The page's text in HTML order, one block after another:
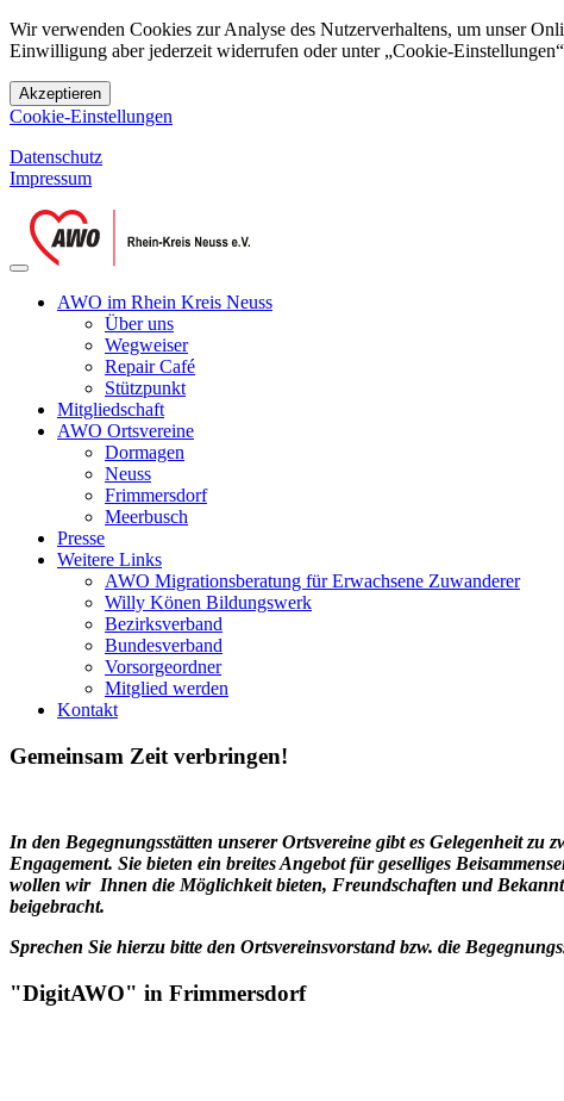
Wir verwenden Cookies zur Analyse des Nutzerverhaltens, um unser
Einwilligung aber jederzeit widerrufen oder unter „Cookie-
Akzeptieren
Cookie-Einstellungen
Datenschutz
Impressum
AWO im Rhein Kreis Neuss
Über uns
Wegweiser
Repair Café
Stützpunkt
Mitgliedschaft
AWO Ortsvereine
Dormagen
Neuss
Frimmersdorf
Meerbusch
Presse
Weitere Links
AWO Migrationsberatung für Erwachsene Zuwanderer
Willy Könen Bildungswerk
Bezirksverband
Bundesverband
Vorsorgeordner
Mitglied werden
Kontakt
Gemeinsam Zeit verbringen!
In den Begegnungsstätten unserer Ortsvereine gibt es Gelegenheit
Engagement. Sie bieten ein breites Angebot für geselliges
wollen wir Ihnen die Möglichkeit bieten, Freundschaften und
beigebracht.
Sprechen Sie hierzu bitte den Ortsvereinsvorstand bzw. die
"DigitAWO" in Frimmersdorf